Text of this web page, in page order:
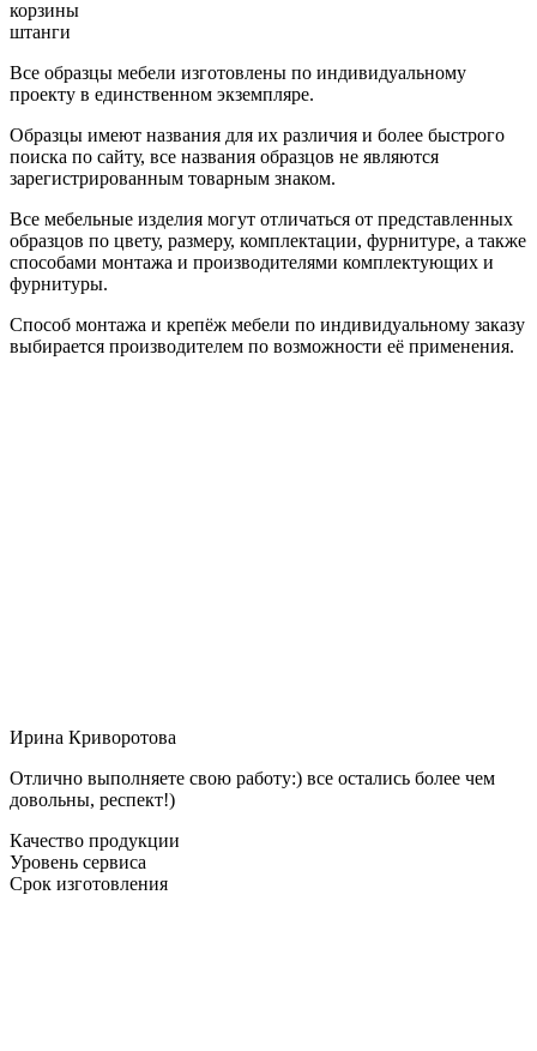
корзины
штанги
Все образцы мебели изготовлены по индивидуальному
проекту в единственном экземпляре.
Образцы имеют названия для их различия и более быстрого
поиска по сайту, все названия образцов не являются
зарегистрированным товарным знаком.
Все мебельные изделия могут отличаться от представленных
образцов по цвету, размеру, комплектации, фурнитуре, а также
способами монтажа и производителями комплектующих и
фурнитуры.
Способ монтажа и крепёж мебели по индивидуальному заказу
выбирается производителем по возможности её применения.
Ирина Криворотова
Отлично выполняете свою работу:) все остались более чем
довольны, респект!)
Качество продукции
Уровень сервиса
Срок изготовления